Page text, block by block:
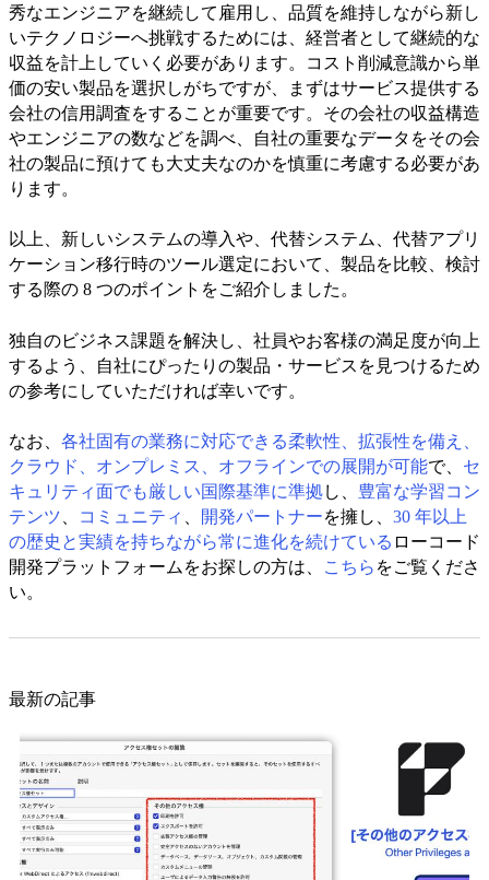
秀なエンジニアを継続して雇用し、品質を維持しながら新し
いテクノロジーへ挑戦するためには、経営者として継続的な
収益を計上していく必要があります。コスト削減意識から単
価の安い製品を選択しがちですが、まずはサービス提供する
会社の信用調査をすることが重要です。その会社の収益構造
やエンジニアの数などを調べ、自社の重要なデータをその会
社の製品に預けても大丈夫なのかを慎重に考慮する必要があ
ります。
以上、新しいシステムの導入や、代替システム、代替アプリ
ケーション移行時のツール選定において、製品を比較、検討
する際の 8 つのポイントをご紹介しました。
独自のビジネス課題を解決し、社員やお客様の満足度が向上
するよう、自社にぴったりの製品・サービスを見つけるため
の参考にしていただければ幸いです。
なお、 各社固有の業務に対応できる柔軟性、拡張性を備え、
クラウド、オンプレミス、オフラインでの展開が可能で、 セ
キュリティ面でも厳しい国際基準に準拠し、 豊富な学習コン
テンツ
コミュニティ 開発パートナーを擁し、 30 年以上
の歴史と実績を持ちながら常に進化を続けている ローコード
開発プラットフォームをお探しの方は、
こちら をご覧くださ
い。
最新の記事